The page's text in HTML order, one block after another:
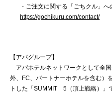
・ご注文に関する「ごちクル」へ
https://gochikuru.com/contact/
【アパグループ】
アパホテルネットワークとして全
外、FC、パートナーホテルを含む）
トした「SUMMIT 5（頂上戦略）」